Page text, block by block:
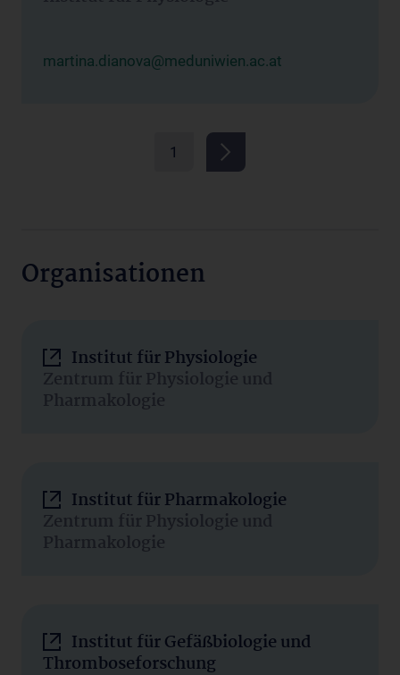
martina.dianova@meduniwien.ac.at
1
Organisationen
Institut für Physiologie
Zentrum für Physiologie und
Pharmakologie
Institut für Pharmakologie
Zentrum für Physiologie und
Pharmakologie
Institut für Gefäßbiologie und
Thromboseforschung